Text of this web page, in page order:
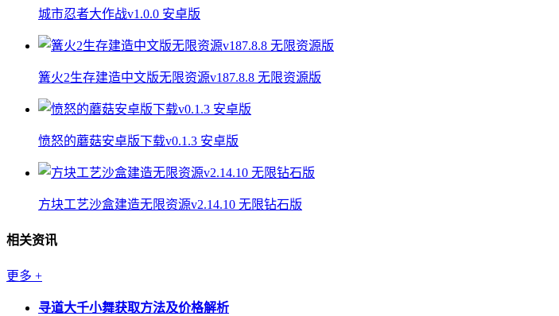
城市忍者大作战v1.0.0 安卓版
篝火2生存建造中文版无限资源v187.8.8 无限资源版
愤怒的蘑菇安卓版下载v0.1.3 安卓版
方块工艺沙盒建造无限资源v2.14.10 无限钻石版
相关资讯
更多 +
寻道大千小舞获取方法及价格解析